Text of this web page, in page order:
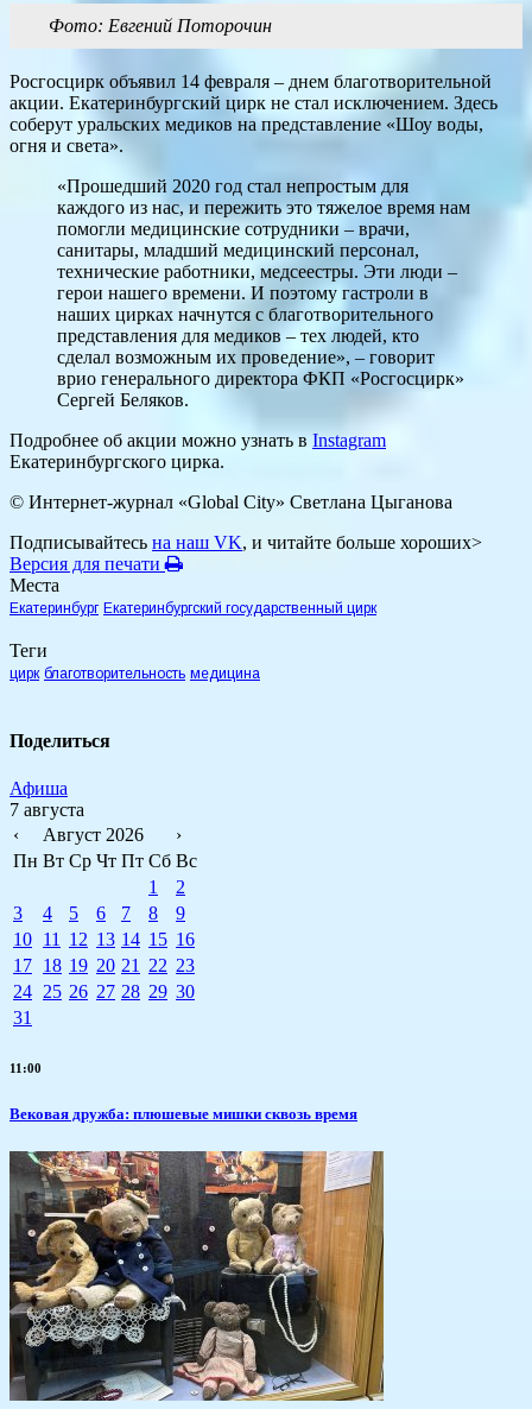
Фото: Евгений Поторочин
Росгосцирк объявил 14 февраля – днем благотворительной
акции. Екатеринбургский цирк не стал исключением. Здесь
соберут уральских медиков на представление «Шоу воды,
огня и света».
«Прошедший 2020 год стал непростым для
каждого из нас, и пережить это тяжелое время нам
помогли медицинские сотрудники – врачи,
санитары, младший медицинский персонал,
технические работники, медсеестры. Эти люди –
герои нашего времени. И поэтому гастроли в
наших цирках начнутся с благотворительного
представления для медиков – тех людей, кто
сделал возможным их проведение», – говорит
врио генерального директора ФКП «Росгосцирк»
Сергей Беляков.
Подробнее об акции можно узнать в Instagram
Екатеринбургского цирка.
© Интернет-журнал «Global City» Светлана Цыганова
Подписывайтесь на наш VK, и читайте больше хороших>
Версия для печати
Места
Екатеринбург Екатеринбургский государственный цирк
Теги
цирк благотворительность медицина
Поделиться
Афиша
7 августа
‹
Август 2026
›
Пн Вт Ср Чт Пт Сб Вс
1
2
3
4 5 6 7 8
9
10 11 12 13 14 15 16
17 18 19 20 21 22 23
24 25 26 27 28 29 30
31
11:00
Вековая дружба: плюшевые мишки сквозь время